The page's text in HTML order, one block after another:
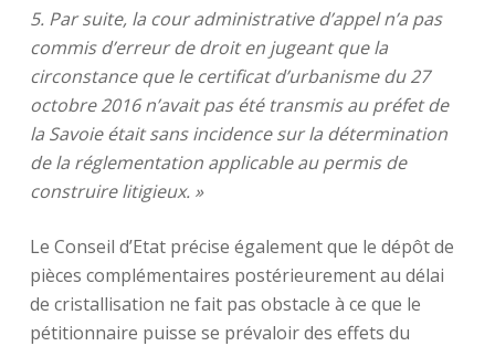
5. Par suite, la cour administrative d’appel n’a pas
commis d’erreur de droit en jugeant que la
circonstance que le certificat d’urbanisme du 27
octobre 2016 n’avait pas été transmis au préfet de
la Savoie était sans incidence sur la détermination
de la réglementation applicable au permis de
construire litigieux. »
Le Conseil d’Etat précise également que le dépôt de
pièces complémentaires postérieurement au délai
de cristallisation ne fait pas obstacle à ce que le
pétitionnaire puisse se prévaloir des effets du